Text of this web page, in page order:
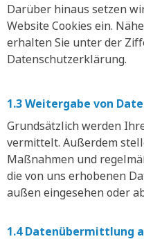
Darüber hinaus setzen
Website Cookies ein.
erhalten Sie unter der
Datenschutzerklärung.
1.3 Weitergabe von
Grundsätzlich werden
vermittelt. Außerdem
Maßnahmen und
die von uns erhobenen
außen eingesehen oder
1.4 Datenübermittlung